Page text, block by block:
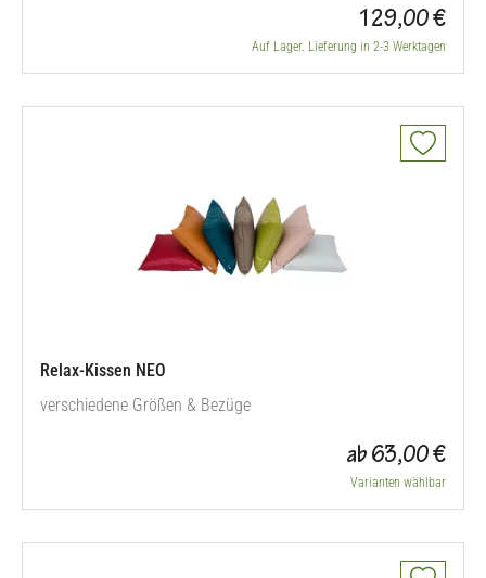
129,00 €
Auf Lager. Lieferung in 2-3 Werktagen
Relax-Kissen NEO
verschiedene Größen & Bezüge
ab 63,00 €
Varianten wählbar